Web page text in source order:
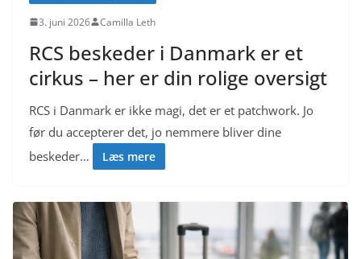
3. juni 2026 Camilla Leth
RCS beskeder i Danmark er et
cirkus – her er din rolige oversigt
RCS i Danmark er ikke magi, det er et patchwork. Jo
før du accepterer det, jo nemmere bliver dine
beskeder…
Læs mere